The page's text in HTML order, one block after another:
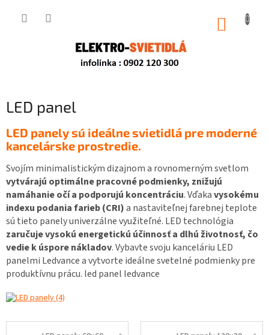
LED panel
LED panely sú ideálne svietidlá pre moderné
kancelárske prostredie.
Svojím minimalistickým dizajnom a rovnomerným svetlom
vytvárajú optimálne pracovné podmienky, znižujú
namáhanie očí a podporujú koncentráciu. Vďakavysokému
indexu podania farieb (CRI)a nastaviteľnej farebnej teplote
sú tieto panely univerzálne využiteľné. LED technológia
zaručuje vysokú energetickú účinnosť a dlhú životnosť, čo
vedie k úspore nákladov. Vybavte svoju kanceláriu LED
panelmi Ledvance a vytvorte ideálne svetelné podmienky pre
produktívnu prácu. led panel ledvance